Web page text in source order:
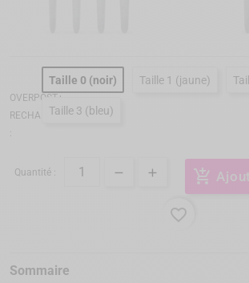
OVERPOST+
RECHARGE
:
Taille 0 (noir) Taille 1 (jaune)
Taille 3 (bleu)
Quantité : add_shopping_cart
favorite_border
Sommaire